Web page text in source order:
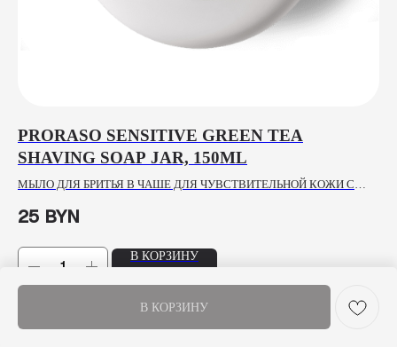
В КОРЗИНУ
PRORASO SENSITIVE GREEN TEA
SHAVING SOAP JAR, 150ML
МЫЛО ДЛЯ БРИТЬЯ В ЧАШЕ ДЛЯ ЧУВСТВИТЕЛЬНОЙ КОЖИ С
25 BYN
В КОРЗИНУ